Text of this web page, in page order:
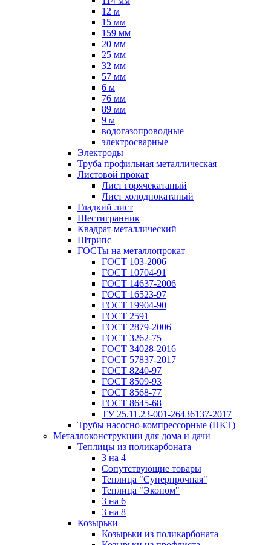
12 м
15 мм
159 мм
20 мм
25 мм
32 мм
57 мм
6 м
76 мм
89 мм
9 м
водогазопроводные
электросварные
Электроды
Труба профильная металлическая
Листовой прокат
Лист горячекатаный
Лист холоднокатаный
Гладкий лист
Шестигранник
Квадрат металлический
Штрипс
ГОСТы на металлопрокат
ГОСТ 103-2006
ГОСТ 10704-91
ГОСТ 14637-2006
ГОСТ 16523-97
ГОСТ 19904-90
ГОСТ 2591
ГОСТ 2879-2006
ГОСТ 3262-75
ГОСТ 34028-2016
ГОСТ 57837-2017
ГОСТ 8240-97
ГОСТ 8509-93
ГОСТ 8568-77
ГОСТ 8645-68
ТУ 25.11.23-001-26436137-2017
Трубы насосно-компрессорные (НКТ)
Металлоконструкции для дома и дачи
Теплицы из поликарбоната
3 на 4
Сопутствующие товары
Теплица "Суперпрочная"
Теплица "Эконом"
3 на 6
3 на 8
Козырьки
Козырьки из поликарбоната